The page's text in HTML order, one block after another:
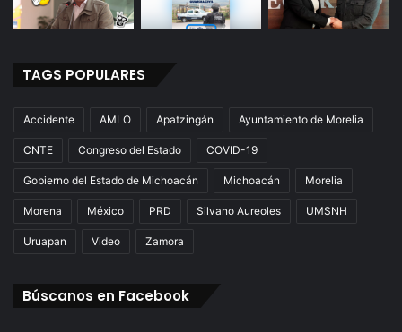
TAGS POPULARES
Accidente AMLO Apatzingán Ayuntamiento de Morelia
CNTE Congreso del Estado COVID-19
Gobierno del Estado de Michoacán Michoacán Morelia
Morena México PRD Silvano Aureoles UMSNH
Uruapan Video Zamora
Búscanos en Facebook